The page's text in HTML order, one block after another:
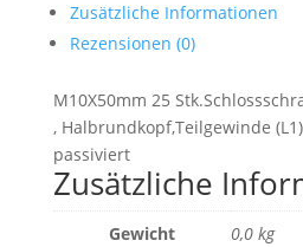
Zusätzliche Informationen
Rezensionen (0)
M10X50mm 25
, Halbrundkopf,Teilgewinde
passiviert
Zusätzliche
Gewicht 0,0 kg